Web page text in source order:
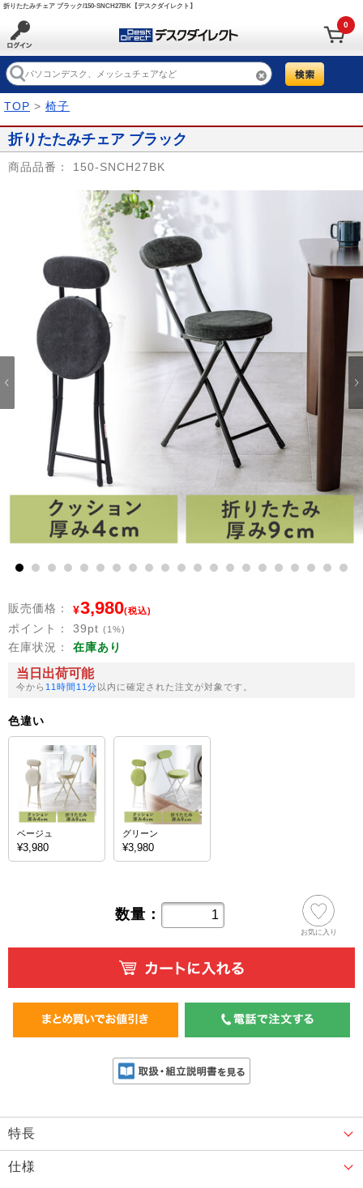
折りたたみチェア ブラック/150-SNCH27BK【デスクダイレクト】
0
TOP > 椅子
折りたたみチェア ブラック
商品品番： 150-SNCH27BK
10 11 12 13 14 15 16 17 18 19 20
販売価格： ¥3,980(税込)
ポイント： 39pt (1%)
在庫状況： 在庫あり
当日出荷可能
今から 11時間11分以内に確定された注文が対象です。
色違い
ベージュ
¥3,980
グリーン
¥3,980
数量：
お気に入り
特長
仕様